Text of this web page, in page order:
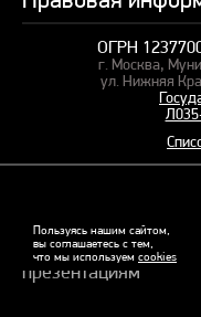
Пользуясь нашим сайтом,
вы соглашаетесь с тем,
что мы используем cookies
Подарочные
Корпоративное
Курсы для
Пакетные
Вебинары
Студия дизайна
Заказать
СМИ о нас
Карта сайта
Оферта и лицензия
Политика
Рекомендательные
Файлы Cookie
ОГРН
г. Москва,
ул. Нижняя
© 2015–2026 Бонни
Обучающие курсы по
презентациям